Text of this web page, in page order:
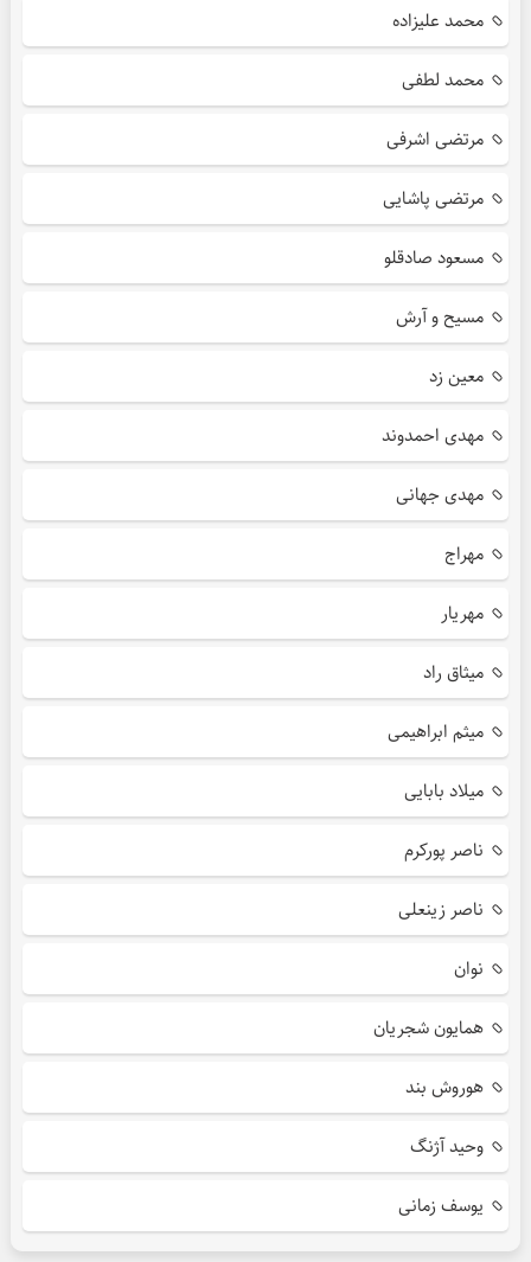
محمد علیزاده
محمد لطفی
مرتضی اشرفی
مرتضی پاشایی
مسعود صادقلو
مسیح و آرش
معین زد
مهدی احمدوند
مهدی جهانی
مهراج
مهریار
میثاق راد
میثم ابراهیمی
میلاد بابایی
ناصر پورکرم
ناصر زینعلی
نوان
همایون شجریان
هوروش بند
وحید آژنگ
یوسف زمانی